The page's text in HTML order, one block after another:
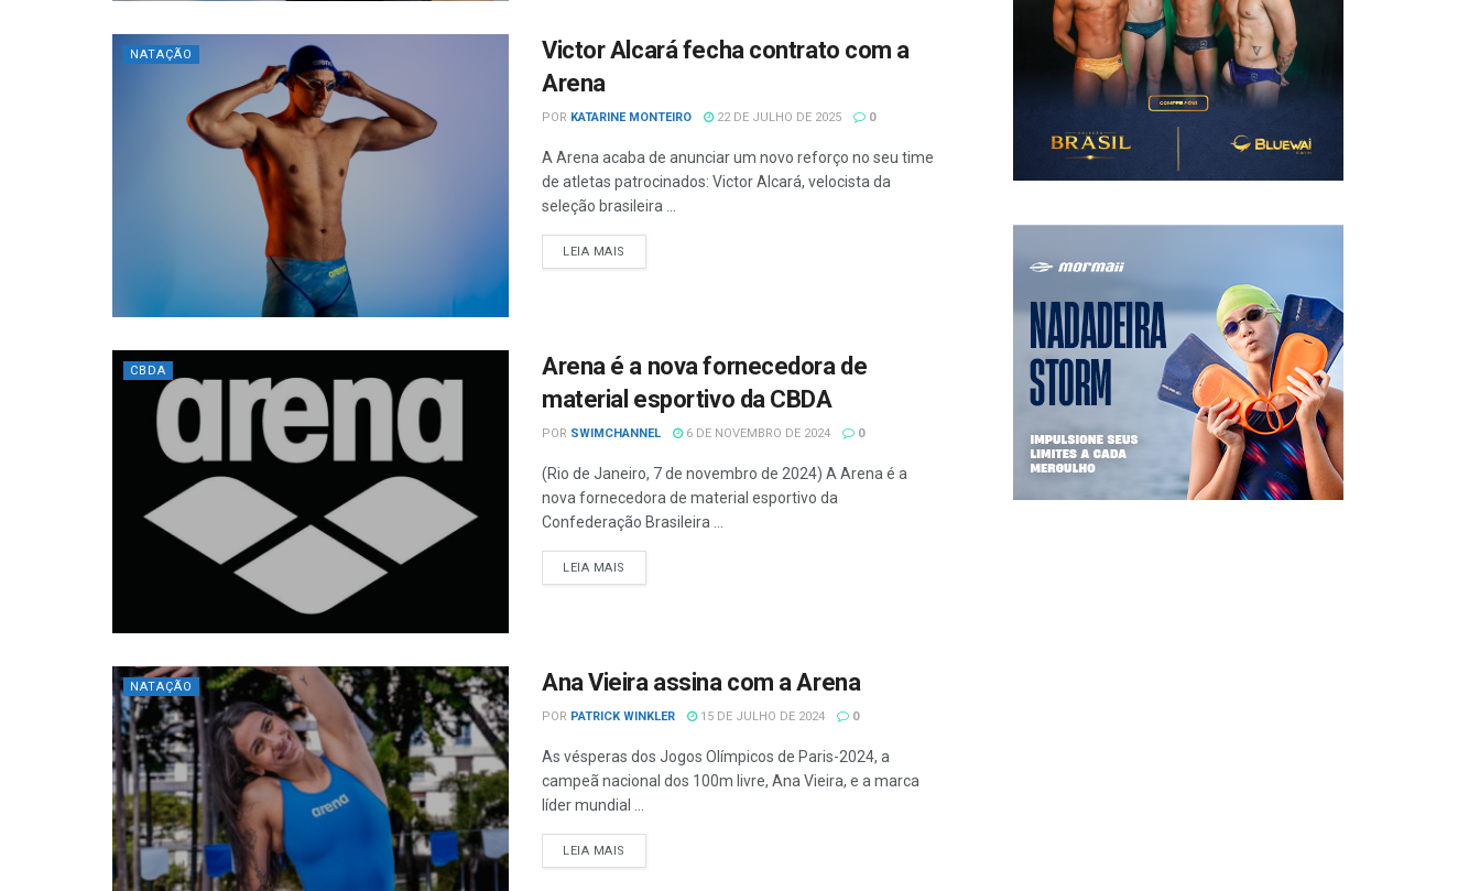
NATAÇÃO
Victor Alcará fecha contrato com a
Arena
POR KATARINE MONTEIRO 22 DE JULHO DE 2025 0
A Arena acaba de anunciar um novo reforço no seu time
de atletas patrocinados: Victor Alcará, velocista da
seleção brasileira ...
LEIA MAIS
CBDA
Arena é a nova fornecedora de
material esportivo da CBDA
POR SWIMCHANNEL 6 DE NOVEMBRO DE 2024 0
(Rio de Janeiro, 7 de novembro de 2024) A Arena é a
nova fornecedora de material esportivo da
Confederação Brasileira ...
LEIA MAIS
NATAÇÃO Ana Vieira assina com a Arena
POR PATRICK WINKLER 15 DE JULHO DE 2024 0
As vésperas dos Jogos Olímpicos de Paris-2024, a
campeã nacional dos 100m livre, Ana Vieira, e a marca
líder mundial ...
LEIA MAIS